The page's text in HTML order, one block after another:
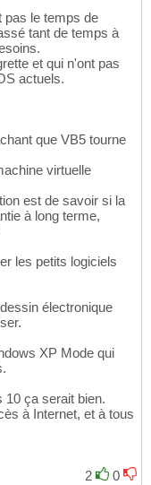
pas le temps de
tant de temps à
et qui n'ont pas
actuels.
que VB5 tourne
virtuelle
est de savoir si la
à long terme,
les petits logiciels
électronique
XP Mode qui
10 ça serait bien.
à Internet, et à tous
2
0